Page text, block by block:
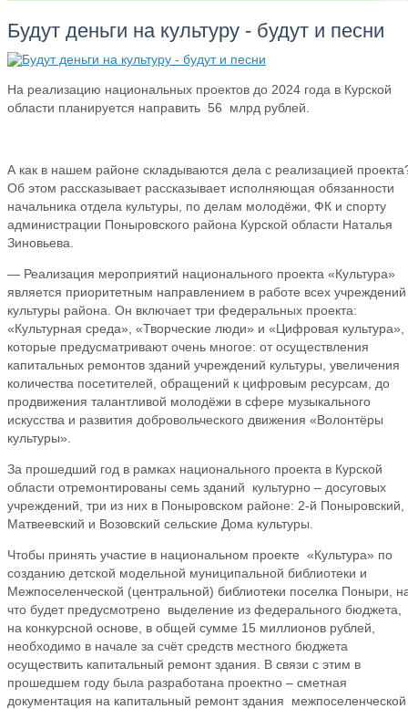
Будут деньги на культуру - будут и песни
На реализацию национальных проектов до 2024 года в Курской
области планируется направить 56 млрд рублей.
А как в нашем районе складываются дела с реализацией
Об этом рассказывает рассказывает исполняющая обязанности
начальника отдела культуры, по делам молодёжи, ФК и спорту
администрации Поныровского района Курской области Наталья
Зиновьева.
— Реализация мероприятий национального проекта «Культура»
является приоритетным направлением в работе всех учреждений
культуры района. Он включает три федеральных проекта:
«Культурная среда», «Творческие люди» и «Цифровая культура»,
которые предусматривают очень многое: от осуществления
капитальных ремонтов зданий учреждений культуры, увеличения
количества посетителей, обращений к цифровым ресурсам, до
продвижения талантливой молодёжи в сфере музыкального
искусства и развития добровольческого движения «Волонтёры
культуры».
За прошедший год в рамках национального проекта в Курской
области отремонтированы семь зданий культурно – досуговых
учреждений, три из них в Поныровском районе: 2-й Поныровский,
Матвеевский и Возовский сельские Дома культуры.
Чтобы принять участие в национальном проекте «Культура» по
созданию детской модельной муниципальной библиотеки и
Межпоселенческой (центральной) библиотеки поселка Поныри,
что будет предусмотрено выделение из федерального бюджета,
на конкурсной основе, в общей сумме 15 миллионов рублей,
необходимо в начале за счёт средств местного бюджета
осуществить капитальный ремонт здания. В связи с этим в
прошедшем году была разработана проектно – сметная
документация на капитальный ремонт здания межпоселенческой